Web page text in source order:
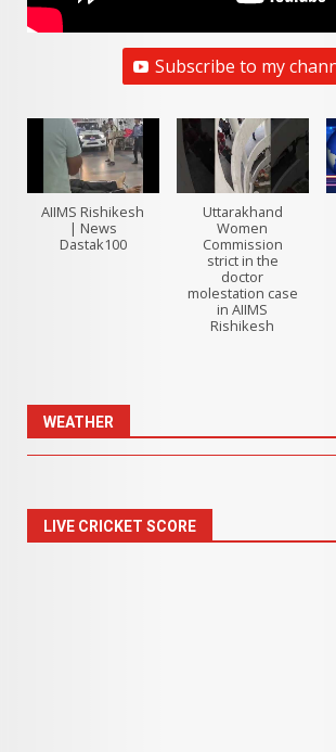
Subscribe to my
AIIMS Rishikesh
| News
Dastak100
Uttarakhand
Women
Commission
strict in the
doctor
molestation case
in AIIMS
Rishikesh
WEATHER
LIVE CRICKET SCORE